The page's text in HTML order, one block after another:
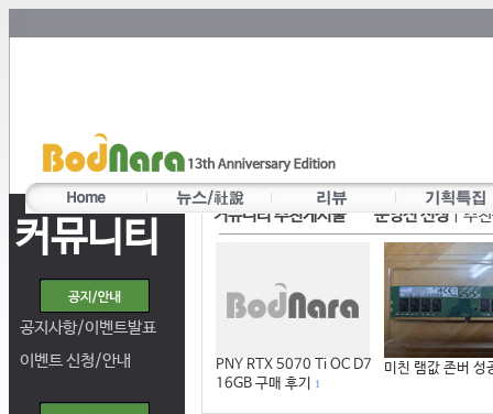
커뮤니티
공지사항/이벤트발표
이벤트 신청/안내
커뮤니티 추천게시물 운영진 선정|추
PNY RTX 5070 Ti OC D7
16GB 구매 후기
1
미친 램값 존버 성